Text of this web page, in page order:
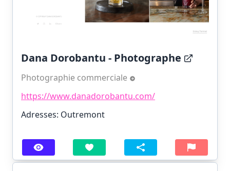
Dana Dorobantu - Photographe
Photographie commerciale
https://www.danadorobantu.com/
Adresses: Outremont